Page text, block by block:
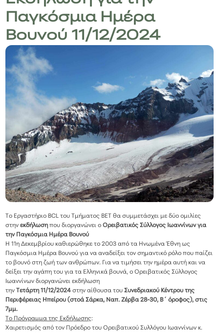
Παγκόσμια Ημέρα
Βουνού 11/12/2024
Το Εργαστήριο BCL του Τμήματος ΒΕΤ θα συμμετάσχει με δύο ομιλίες
στηνεκδήλωση που διοργανώνει οΟρειβατικός Σύλλογος Ιωαννίνων για
την Παγκόσμια Ημέρα Βουνού
Η 11η Δεκεμβρίου καθιερώθηκε το 2003 από τα Ηνωμένα Έθνη ως
Παγκόσμια Ημέρα Βουνού για να αναδείξει τον σημαντικό ρόλο που παίζει
το βουνό στη ζωή των ανθρώπων. Για να τιμήσει την ημέρα αυτή και να
δείξει την αγάπη του για τα Ελληνικά βουνά, ο Ορειβατικός Σύλλογος
Ιωαννίνων διοργανώνει εκδήλωση
τηνΤετάρτη 11/12/2024 στην αίθουσα τουΣυνεδριακού Κέντρου της
Περιφέρειας Ηπείρου (στοά Σάρκα, Ναπ. Ζέρβα 28-30, Β´ όροφος), στις
7μμ.
Το Πρόγραμμα της Εκδήλωσης:
Χαιρετισμός από τον Πρόεδρο του Ορειβατικού Συλλόγου Ιωαννίνων κ.